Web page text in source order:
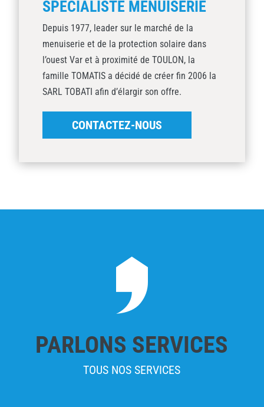
SPÉCIALISTE MENUISERIE
Depuis 1977, leader sur le marché de la
menuiserie et de la protection solaire dans
l’ouest Var et à proximité de TOULON, la
famille TOMATIS a décidé de créer fin 2006 la
SARL TOBATI afin d’élargir son offre.
CONTACTEZ-NOUS
PARLONS SERVICES
TOUS NOS SERVICES